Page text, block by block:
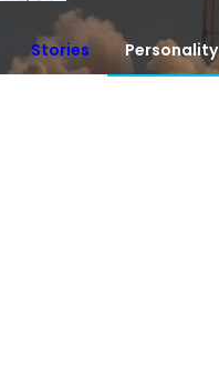
Stories Personality